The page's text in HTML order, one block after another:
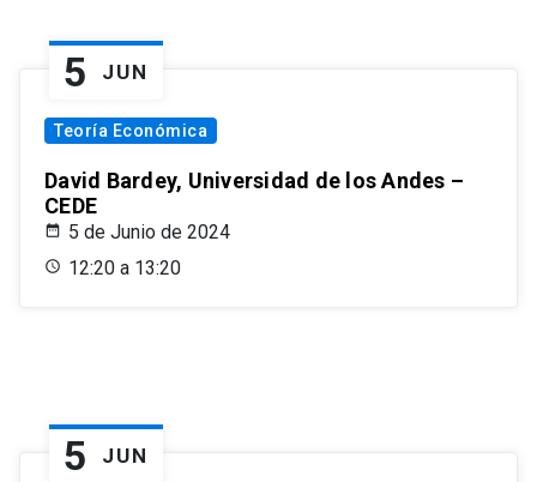
5 JUN
Teoría Económica
David Bardey, Universidad de los Andes –
CEDE
5 de Junio de 2024
12:20 a 13:20
5 JUN